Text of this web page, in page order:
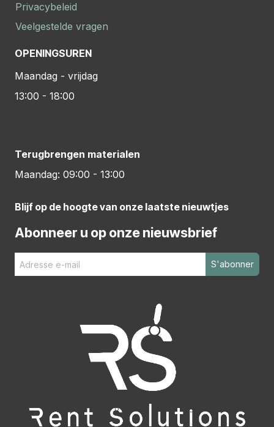
Privacybeleid
Veelgestelde vragen
OPENINGSUREN
Maandag - vrijdag
13:00 - 18:00
Terugbrengen materialen
Maandag: 09:00 - 13:00
Blijf op de hoogte van onze laatste nieuwtjes
Abonneer u op onze nieuwsbrief
S'abonner